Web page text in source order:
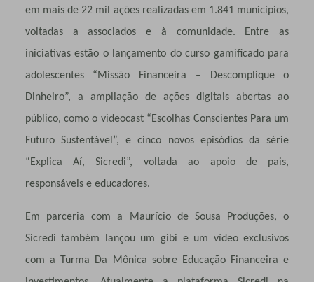
em mais de 22 mil ações realizadas em 1.841 municípios,
voltadas a associados e à comunidade. Entre as
iniciativas estão o lançamento do curso gamificado para
adolescentes “Missão Financeira – Descomplique o
Dinheiro”, a ampliação de ações digitais abertas ao
público, como o videocast “Escolhas Conscientes Para um
Futuro Sustentável”, e cinco novos episódios da série
“Explica Aí, Sicredi”, voltada ao apoio de pais,
responsáveis e educadores.
Em parceria com a Maurício de Sousa Produções, o
Sicredi também lançou um gibi e um vídeo exclusivos
com a Turma Da Mônica sobre Educação Financeira e